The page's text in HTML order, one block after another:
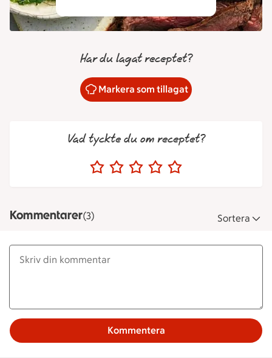
Har du lagat receptet?
Markera som tillagat
Vad tyckte du om receptet?
Kommentarer(3) Sortera
Kommentera